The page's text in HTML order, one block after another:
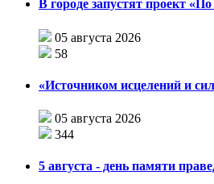
В городе запустят проект
05 августа 2026
58
«Источником исцелений и
05 августа 2026
344
5 августа - день памяти